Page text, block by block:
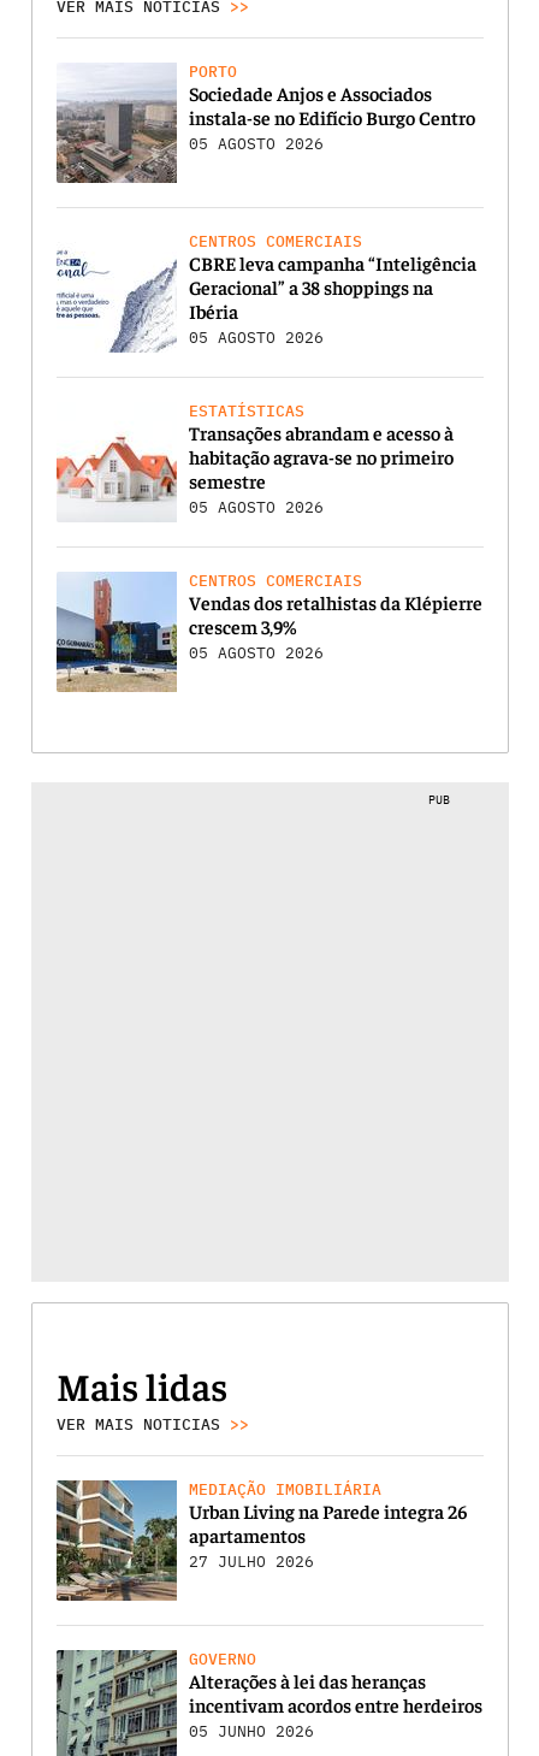
VER MAIS NOTICIAS >>
PORTO
Sociedade Anjos e Associados
instala-se no Edifício Burgo Centro
05 AGOSTO 2026
CENTROS COMERCIAIS
CBRE leva campanha “Inteligência
Geracional” a 38 shoppings na
Ibéria
05 AGOSTO 2026
ESTATÍSTICAS
Transações abrandam e acesso à
habitação agrava-se no primeiro
semestre
05 AGOSTO 2026
CENTROS COMERCIAIS
Vendas dos retalhistas da Klépierre
crescem 3,9%
05 AGOSTO 2026
PUB
Mais lidas
VER MAIS NOTICIAS >>
MEDIAÇÃO IMOBILIÁRIA
Urban Living na Parede integra 26
apartamentos
27 JULHO 2026
GOVERNO
Alterações à lei das heranças
incentivam acordos entre herdeiros
05 JUNHO 2026